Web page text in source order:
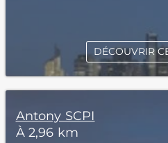
DÉCOUVRIR
Antony SCPI
À 2,96 km